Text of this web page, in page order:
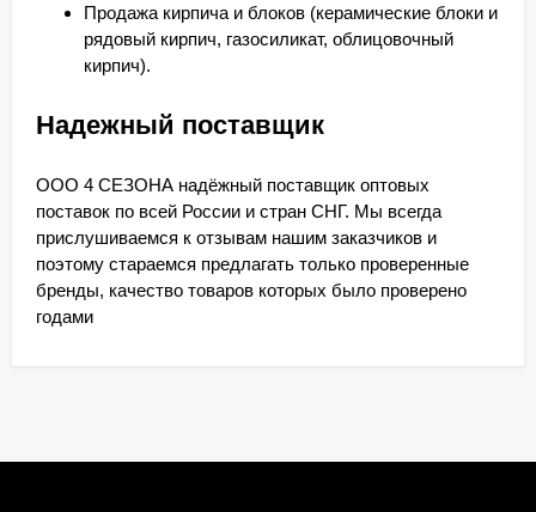
Продажа кирпича и блоков (керамические блоки и
рядовый кирпич, газосиликат, облицовочный
кирпич).
Надежный поставщик
ООО 4 СЕЗОНА надёжный поставщик оптовых
поставок по всей России и стран СНГ. Мы всегда
прислушиваемся к отзывам нашим заказчиков и
поэтому стараемся предлагать только проверенные
бренды, качество товаров которых было проверено
годами